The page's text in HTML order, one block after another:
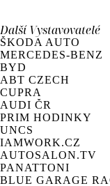
DalšíVystavovatelé
ŠKODA AUTO
MERCEDES-BENZ
BYD
ABT CZECH
CUPRA
AUDI ČR
PRIM HODINKY
UNCS
IAMWORK.CZ
AUTOSALON.TV
PANATTONI
BLUE GARAGE